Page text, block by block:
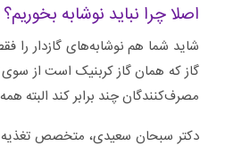
اصلا چرا نباید نوشابه
شاید شما هم نوشابه‌های گازدار را
گاز که همان گاز کربنیک است از
مصرف‌کنندگان چند برابر کند البته
+ویدئو زگیل تناسلی